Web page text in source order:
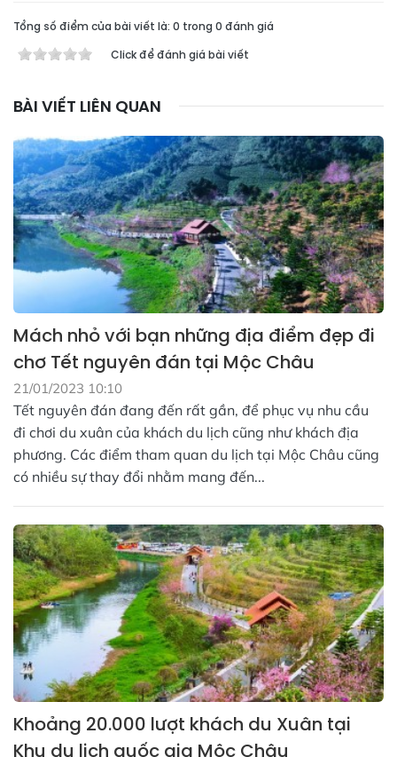
Tổng số điểm của bài viết là: 0 trong 0 đánh giá
Click để đánh giá bài viết
BÀI VIẾT LIÊN QUAN
Mách nhỏ với bạn những địa điểm đẹp đi
chơ Tết nguyên đán tại Mộc Châu
21/01/2023 10:10
Tết nguyên đán đang đến rất gần, để phục vụ nhu cầu
đi chơi du xuân của khách du lịch cũng như khách địa
phương. Các điểm tham quan du lịch tại Mộc Châu cũng
có nhiều sự thay đổi nhằm mang đến...
Khoảng 20.000 lượt khách du Xuân tại
Khu du lịch quốc gia Mộc Châu